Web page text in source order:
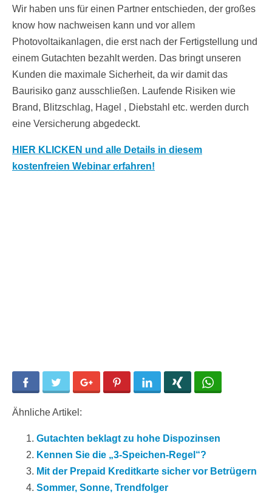
Wir haben uns für einen Partner entschieden, der großes
know how nachweisen kann und vor allem
Photovoltaikanlagen, die erst nach der Fertigstellung und
einem Gutachten bezahlt werden. Das bringt unseren
Kunden die maximale Sicherheit, da wir damit das
Baurisiko ganz ausschließen. Laufende Risiken wie
Brand, Blitzschlag, Hagel , Diebstahl etc. werden durch
eine Versicherung abgedeckt.
HIER KLICKEN und alle Details in diesem
kostenfreien Webinar erfahren!
Facebook Twitter Google+ Pinterest LinkedIn
Ähnliche Artikel:
Gutachten beklagt zu hohe Dispozinsen
Kennen Sie die „3-Speichen-Regel“?
Mit der Prepaid Kreditkarte sicher vor Betrügern
Sommer, Sonne, Trendfolger